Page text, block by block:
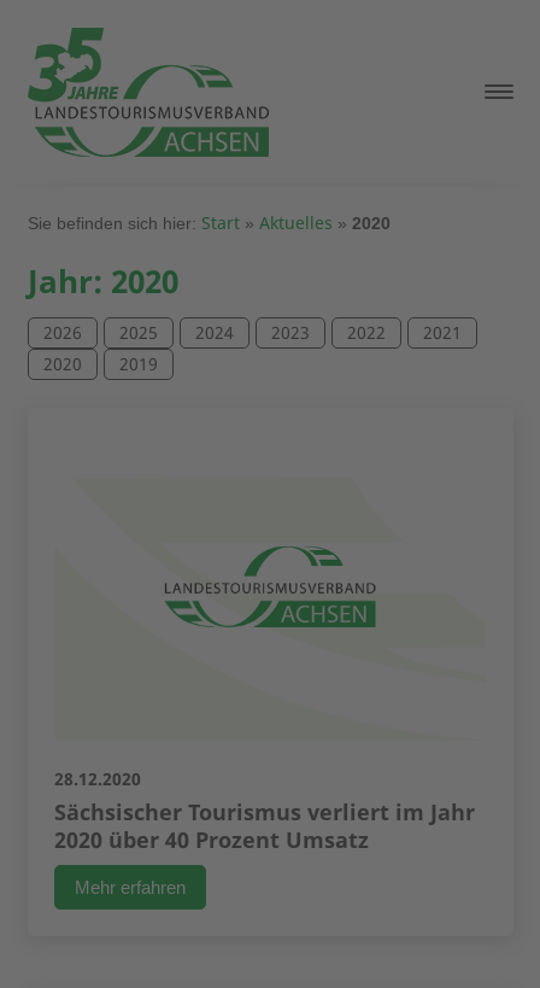
Sie befinden sich hier: Start» Aktuelles » 2020
Jahr: 2020
2026 2025 2024 2023 2022
2021
2020
2019
28.12.2020
Sächsischer Tourismus verliert im Jahr
2020 über 40 Prozent Umsatz​
Mehr erfahren